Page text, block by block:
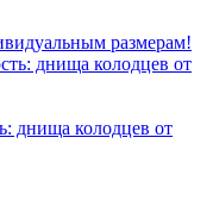
размерам!
днища колодцев от